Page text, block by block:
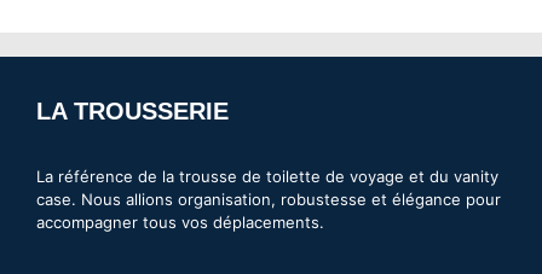
LA TROUSSERIE
La référence de la trousse de toilette de voyage et du vanity
case. Nous allions organisation, robustesse et élégance pour
accompagner tous vos déplacements.